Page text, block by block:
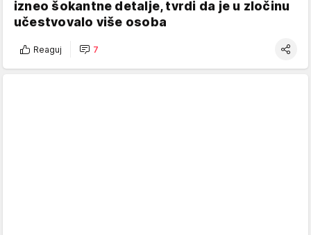
izneo šokantne detalje, tvrdi da je u zločinu
učestvovalo više osoba
Reaguj 7